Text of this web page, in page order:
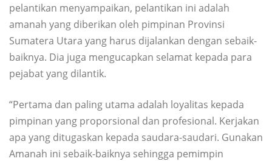
pelantikan menyampaikan, pelantikan ini adalah
amanah yang diberikan oleh pimpinan Provinsi
Sumatera Utara yang harus dijalankan dengan sebaik-
baiknya. Dia juga mengucapkan selamat kepada para
pejabat yang dilantik.
“Pertama dan paling utama adalah loyalitas kepada
pimpinan yang proporsional dan profesional. Kerjakan
apa yang ditugaskan kepada saudara-saudari. Gunakan
Amanah ini sebaik-baiknya sehingga pemimpin